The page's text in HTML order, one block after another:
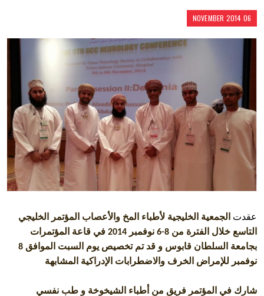
06 NOVEMBER 2014
عقدت الجمعية الخليجية لأطباء المخ والأعصاب المؤتمر الخليجي
التاسع خلال الفترة من 6-8 نوفمبر 2014 في قاعة المؤتمرات
بجامعة السلطان قابوس و قد تم تخصيص يوم السبت الموافق 8
نوفمبر للإمراض الخرف والاضطرابات الإدراكية المشابهة
شارك في المؤتمر فريق من أطباء الشيخوخة و طب نفسي